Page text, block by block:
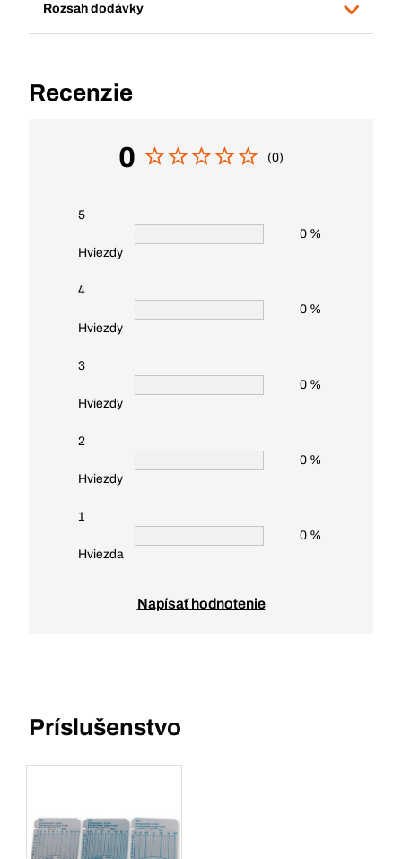
Rozsah dodávky
Recenzie
0 (0)
5
Hviezdy
0 %
4
Hviezdy
0 %
3
Hviezdy
0 %
2
Hviezdy
0 %
1
Hviezda
0 %
Napísať hodnotenie
Príslušenstvo